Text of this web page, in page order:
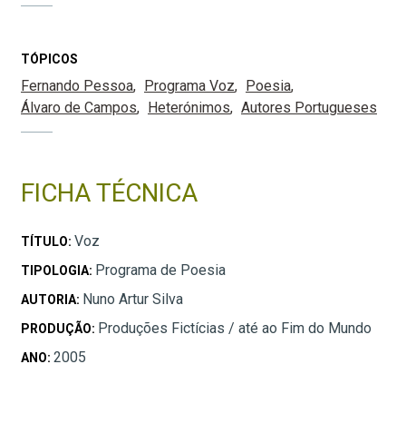
TÓPICOS
Fernando Pessoa Programa Voz
Poesia
Álvaro de Campos
Heterónimos Autores Portugueses
FICHA TÉCNICA
TÍTULO: Voz
TIPOLOGIA: Programa de Poesia
AUTORIA: Nuno Artur Silva
PRODUÇÃO: Produções Fictícias / até ao Fim do Mundo
ANO: 2005